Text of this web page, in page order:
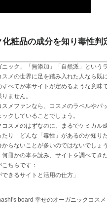
化粧品の成分を知り毒性判
ック」「無添加」「自然派」という
メの世界に足を踏み入れた人なら既
べてが本サイトが定めるような意味
ません。
スメファンなら、コスメのラベルやパ
クしていることでしょう。
コスメのはずなのに、まるでケミカル
たり どんな「毒性」があるのか知り
らないことが多いのではないでしょう
冊かの本を読み、サイトを調べてき
ちらです：
できるサイトと活用の仕方」
board 幸せのオーガニックコスメ